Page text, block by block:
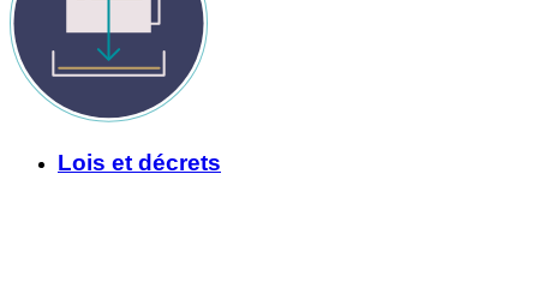
Lois et décrets